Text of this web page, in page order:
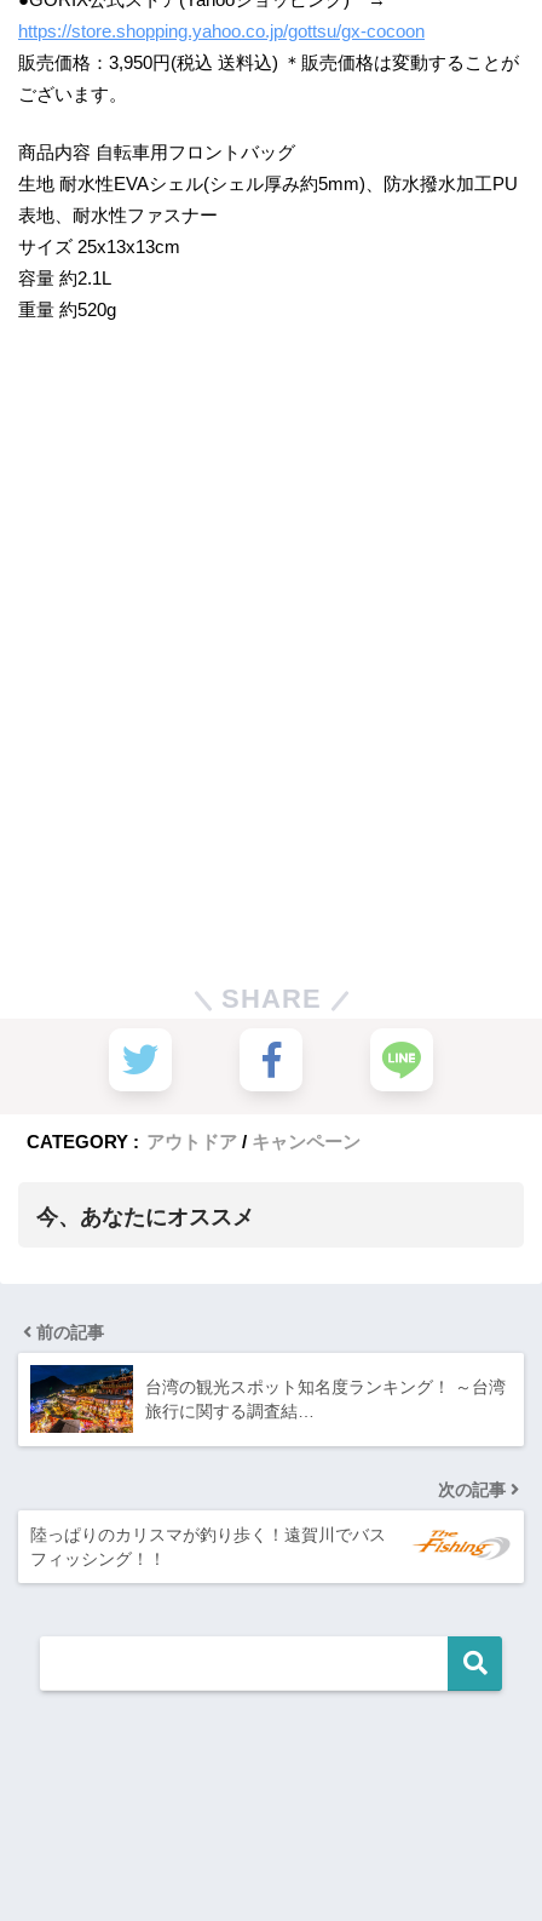
https://store.shopping.yahoo.co.jp/gottsu/gx-cocoon
販売価格：3,950円(税込 送料込) ＊販売価格は変動することが
ございます。
商品内容 自転車用フロントバッグ
生地 耐水性EVAシェル(シェル厚み約5mm)、防水撥水加工PU
表地、耐水性ファスナー
サイズ 25x13x13cm
容量 約2.1L
重量 約520g
SHARE
CATEGORY : アウトドア キャンペーン
今、あなたにオススメ
前の記事
台湾の観光スポット知名度ランキング！ ～台湾
旅行に関する調査結…
次の記事
陸っぱりのカリスマが釣り歩く！遠賀川でバス
フィッシング！！